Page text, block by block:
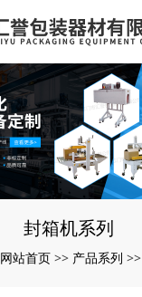
封箱机系列
网站首页 >> 产品系列 >>